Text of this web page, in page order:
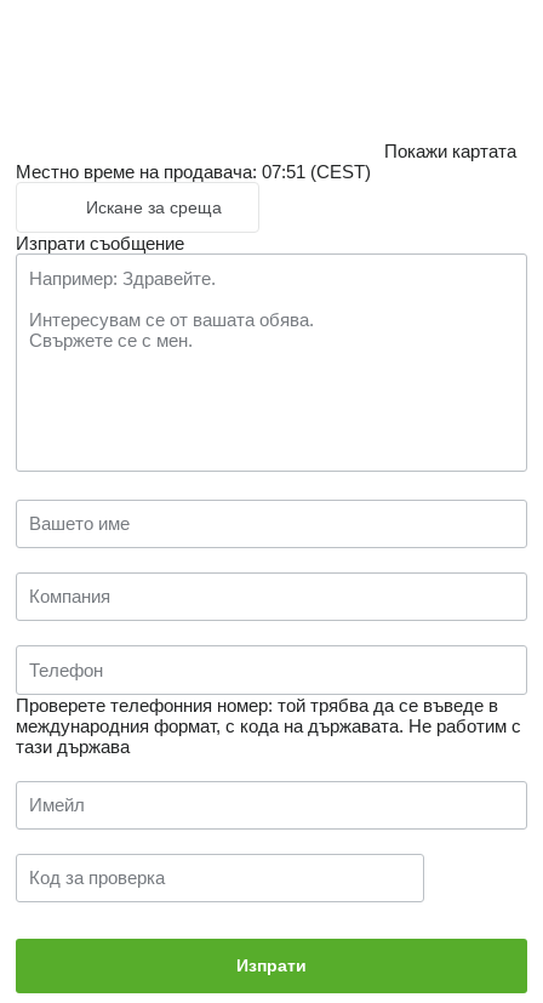
Покажи картата
Местно време на продавача: 07:51 (CEST)
Искане за среща
Изпрати съобщение
Проверете телефонния номер: той трябва да се въведе в
международния формат, с кода на държавата. Не работим с
тази държава